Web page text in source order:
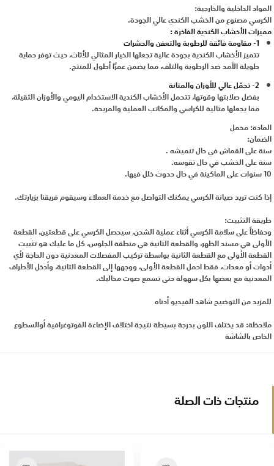
المواد الداخلية والخارجية:
الكرسي مصنوع من الخشب الكندي عالي الجودة.
مميزات الأخشاب الكندية الفاخرة :
1- مقاومة فائقة للرطوبة والتعفن والحشرات
تتميز الأخشاب الكندية بجودة عالية تجعلها الخيار المثالي للأثاث، حيث توفر حماية
طويلة الأمد ضد الرطوبة والتلف، مما يضمن عمرًا أطول للمنتج.
2- تحمّل عالي للأوزان والمتانة
بفضل صلابتها وقوتها، تتحمل الأخشاب الكندية الاستخدام اليومي والأوزان الثقيلة،
مما يجعلها مثالية للكراسي والمكاتب العملية والمريحة.
المادة: مخمل
الضمان:
سنة على القماش في حال تنميشه .
سنة على الخشب في حال تقوسه.
10 سنوات على الماكينة في حال حدوث خلل فيها.
إذا كنت تريد صيانة الكرسي يمكنك التواصل مع خدمة العملاء وسيقوم فريقنا بزيارتك.
طريقة التثبيت:
وحفاظاً على سلامة الكرسي أثناء عملية الشحن، سيحصل الكرسي على قطعتين، القطعة
الأولى هي مسند الظهر، والقطعة الثانية هي منطقة الجلوس، كل ما عليك هو تثبيت
القطعة الأولى مع القطعة الثانية بواسطة تركيب المفصلات المعدنية دون الحاجة لأي
أدوات أو معدات، فقط احمل القطعة الأولى، ووجهها إلى القطعة الثانية، وأدخل الأطراف
المعدنية مع بعضها بكل سهولة حتى تسمع صوت مخالبك.
للمزيد من التوضيح شاهد الفيديو أدناه
ملاحظة: قد يختلف اللون بدرجة بسيطة نتيجة اختلاف الإضاءة الفوتوغرافية أوالسطوع
الخاص بالشاشة
منتجات ذات الصلة